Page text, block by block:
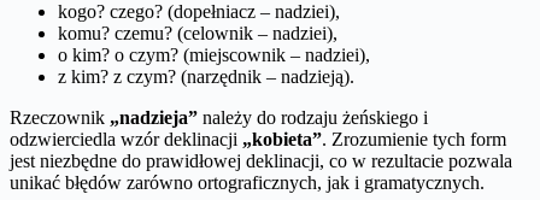
kogo? czego? (dopełniacz – nadziei),
komu? czemu? (celownik – nadziei),
o kim? o czym? (miejscownik – nadziei),
z kim? z czym? (narzędnik – nadzieją).
Rzeczownik „nadzieja” należy do rodzaju żeńskiego i
odzwierciedla wzór deklinacji „kobieta”. Zrozumienie tych form
jest niezbędne do prawidłowej deklinacji, co w rezultacie pozwala
unikać błędów zarówno ortograficznych, jak i gramatycznych.